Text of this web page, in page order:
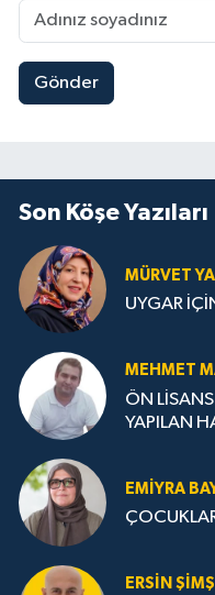
Gönder
Son Köşe Yazıları
MÜRVET
UYGAR
MEHMET
ÖN
YAPILAN
EMIYRA
ERSIN